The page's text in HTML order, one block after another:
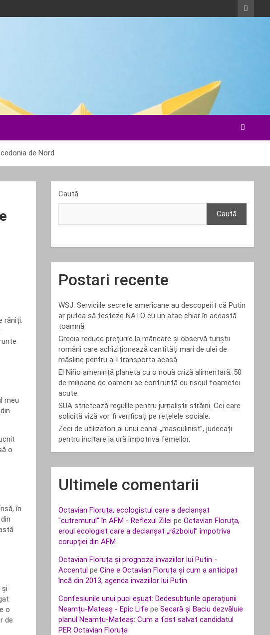
de Nord
răniți.
meu
o
în
și
o
de
Caută
Caută
Postari recente
WSJ: Serviciile secrete americane au descoperit că Putin
ar putea să testeze NATO cu un atac chiar în această
toamnă
Grecia reduce prețurile la mâncare și observă turiștii
români care achiziționează cantități mari de ulei de
măsline pentru a-l transporta acasă.
El Niño amenință planeta cu o nouă criză alimentară: 50
de milioane de oameni se confruntă cu riscul foametei
acute.
SUA strictează regulile pentru jurnaliștii străini. Cei care
solicită viză vor fi verificați pe rețelele sociale.
Zeci de utilizatori ai unui canal „masculinist”, judecați
pentru incitare la ură împotriva femeilor.
Ultimele comentarii
Octavian Floruța, ecologistul care a declanșat
"cutremurul" în AFM - Reflexul Zilei peOctavian Floruța,
eroul ecologist care a declanșat „războiul” împotriva
corupției din AFM
Octavian Floruța și prognoza invaziilor lui Putin -
Accentul peCine e Octavian Floruța și cum a anticipat
încă din 2013, agenda invaziilor lui Putin
Confesiunile unui puci eșuat: Dedesubturile operațiunii
Neamțu-Mateaș - Epic Life peSecară și Baciu dezvăluie
planul Neamțu-Mateaș: Cum a fost salvat candidatul
PER Octavian Floruța